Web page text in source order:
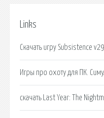
Links
Скачать игру Subsistence
Игры про охоту для ПК.
скачать Last Year: The